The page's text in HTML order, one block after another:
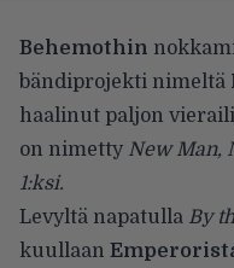
Behemothin
bändiprojekti nimeltä
haalinut paljon
on nimetty New Man,
1:ksi.
Levyltä napatulla By
kuullaan